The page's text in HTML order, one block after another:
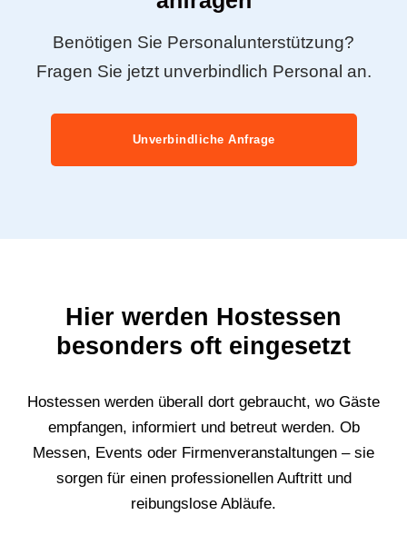
Benötigen Sie Personalunterstützung?
Fragen Sie jetzt unverbindlich Personal an.
Unverbindliche Anfrage
Hier werden Hostessen
besonders oft eingesetzt
Hostessen werden überall dort gebraucht, wo Gäste
empfangen, informiert und betreut werden. Ob
Messen, Events oder Firmenveranstaltungen – sie
sorgen für einen professionellen Auftritt und
reibungslose Abläufe.